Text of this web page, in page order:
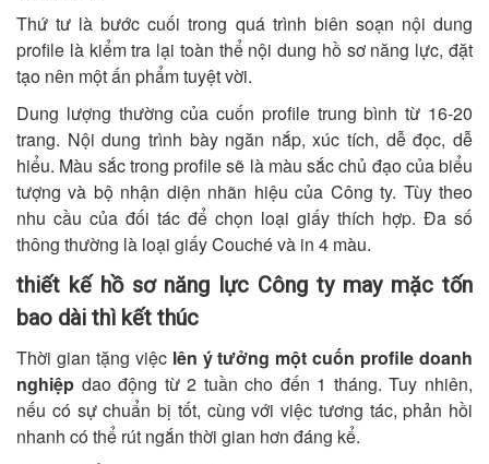
Thứ tư là bước cuối trong quá trình biên soạn nội dung
profile là kiểm tra lại toàn thể nội dung hồ sơ năng lực, đặt
tạo nên một ấn phẩm tuyệt vời.
Dung lượng thường của cuốn profile trung bình từ 16-20
trang. Nội dung trình bày ngăn nắp, xúc tích, dễ đọc, dễ
hiểu. Màu sắc trong profile sẽ là màu sắc chủ đạo của biểu
tượng và bộ nhận diện nhãn hiệu của Công ty. Tùy theo
nhu cầu của đối tác để chọn loại giấy thích hợp. Đa số
thông thường là loại giấy Couché và in 4 màu.
thiết kế hồ sơ năng lực Công ty may mặc tốn
bao dài thì kết thúc
Thời gian tặng việc lên ý tưởng một cuốn profile doanh
nghiệp dao động từ 2 tuần cho đến 1 tháng. Tuy nhiên,
nếu có sự chuẩn bị tốt, cùng với việc tương tác, phản hồi
nhanh có thể rút ngắn thời gian hơn đáng kể.